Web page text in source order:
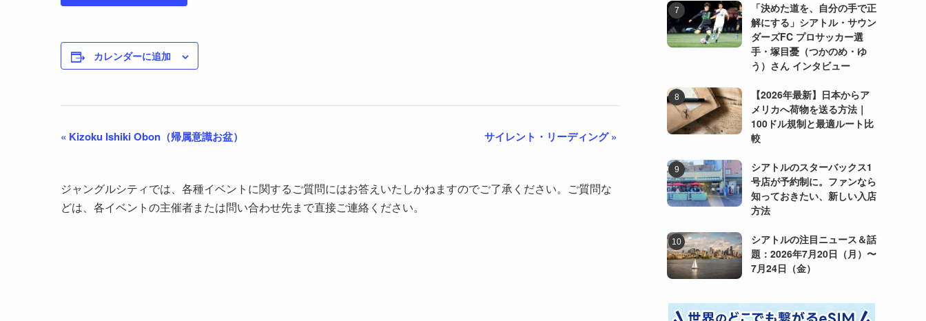
カレンダーに追加
« Kizoku Ishiki Obon（帰属意識お盆） サイレント・リーディング»
ジャングルシティでは、各種イベントに関するご質問にはお答えいたしかねますのでご了承ください。ご質問な
どは、各イベントの主催者または問い合わせ先まで直接ご連絡ください。
「決めた道を、自分の手で正
解にする」シアトル・サウン
ダーズFC プロサッカー選
手・塚目憂（つかのめ・ゆ
う）さん インタビュー
【2026年最新】日本からア
メリカへ荷物を送る方法｜
100ドル規制と最適ルート比
較
シアトルのスターバックス1
号店が予約制に。ファンなら
知っておきたい、新しい入店
方法
シアトルの注目ニュース＆話
題：2026年7月20日（月）〜
7月24日（金）